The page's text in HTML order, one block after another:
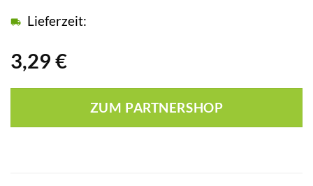
3,29 €
Lieferzeit:
ZUM PARTNERSHOP